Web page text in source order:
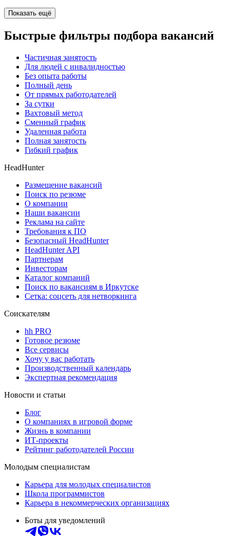
Показать ещё
Быстрые фильтры подбора вакансий
Частичная занятость
Для людей с инвалидностью
Без опыта работы
Полный день
От прямых работодателей
За сутки
Вахтовый метод
Сменный график
Удаленная работа
Полная занятость
Гибкий график
HeadHunter
Размещение вакансий
Поиск по резюме
О компании
Наши вакансии
Реклама на сайте
Требования к ПО
Безопасный HeadHunter
HeadHunter API
Партнерам
Инвесторам
Каталог компаний
Поиск по вакансиям в Иркутске
Сетка: соцсеть для нетворкинга
Соискателям
hh PRO
Готовое резюме
Все сервисы
Хочу у вас работать
Производственный календарь
Экспертная рекомендация
Новости и статьи
Блог
О компаниях в игровой форме
Жизнь в компании
ИТ-проекты
Рейтинг работодателей России
Молодым специалистам
Карьера для молодых специалистов
Школа программистов
Карьера в некоммерческих организациях
Боты для уведомлений